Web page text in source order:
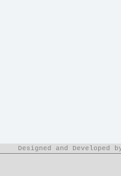
Designed and Developed